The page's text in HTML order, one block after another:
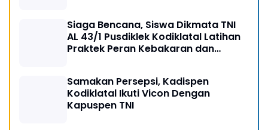
Siaga Bencana, Siswa Dikmata TNI
AL 43/1 Pusdiklek Kodiklatal Latihan
Praktek Peran Kebakaran dan
Samakan Persepsi, Kadispen
Kodiklatal Ikuti Vicon Dengan
Kapuspen TNI